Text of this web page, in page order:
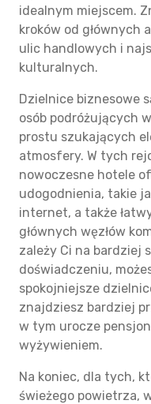
idealnym miejscem.
kroków od głównych
ulic handlowych i
kulturalnych.
Dzielnice biznesowe
osób podróżujących
prostu szukających
atmosfery. W tych
nowoczesne hotele
udogodnienia, takie
internet, a także
głównych węzłów
zależy Ci na bardziej
doświadczeniu,
spokojniejsze
znajdziesz bardziej
w tym urocze
wyżywieniem.
Na koniec, dla tych,
świeżego powietrza,